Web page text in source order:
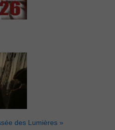
des Lumières »